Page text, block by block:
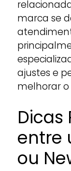
marca se
ajustes e
melhorar o
Dicas
entre
ou